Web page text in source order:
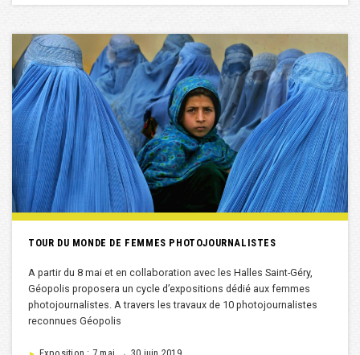
TOUR DU MONDE DE FEMMES PHOTOJOURNALISTES
A partir du 8 mai et en collaboration avec les Halles Saint-Géry,
Géopolis proposera un cycle d’expositions dédié aux femmes
photojournalistes. A travers les travaux de 10 photojournalistes
reconnues Géopolis